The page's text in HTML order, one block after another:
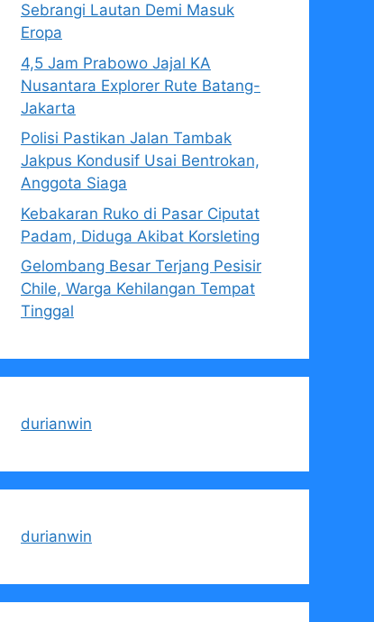
Sebrangi Lautan Demi Masuk
Eropa
4,5 Jam Prabowo Jajal KA
Nusantara Explorer Rute Batang-
Jakarta
Polisi Pastikan Jalan Tambak
Jakpus Kondusif Usai Bentrokan,
Anggota Siaga
Kebakaran Ruko di Pasar Ciputat
Padam, Diduga Akibat Korsleting
Gelombang Besar Terjang Pesisir
Chile, Warga Kehilangan Tempat
Tinggal
durianwin
durianwin